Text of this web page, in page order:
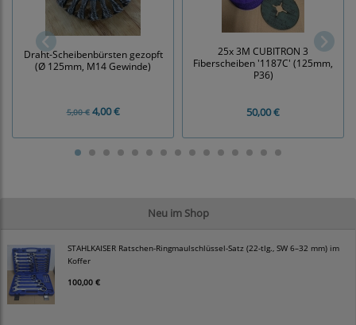
Neu im Shop
STAHLKAISER Ratschen-Ringmaulschlüssel-Satz (22-tlg., SW 6–32 mm) im
Koffer
100,00 €
Draht-Scheibenbürsten gezopft
(Ø 125mm, M14 Gewinde)
5,00 €4,00 €
25x 3M CUBITRON 3
Fiberscheiben '1187C' (125mm,
P36)
50,00 €